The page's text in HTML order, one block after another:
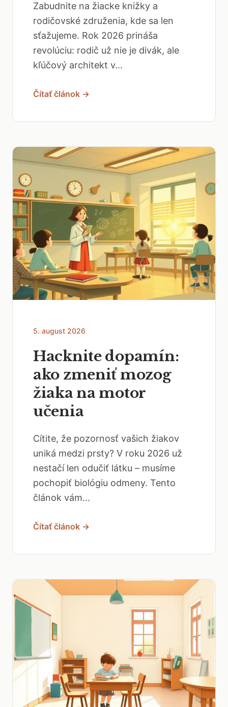
Zabudnite na žiacke knižky a
rodičovské združenia, kde sa len
sťažujeme. Rok 2026 prináša
revolúciu: rodič už nie je divák, ale
kľúčový architekt v...
Čítať článok →
5. august 2026
Hacknite dopamín:
ako zmeniť mozog
žiaka na motor
učenia
Cítite, že pozornosť vašich žiakov
uniká medzi prsty? V roku 2026 už
nestačí len odučiť látku – musíme
pochopiť biológiu odmeny. Tento
článok vám...
Čítať článok →